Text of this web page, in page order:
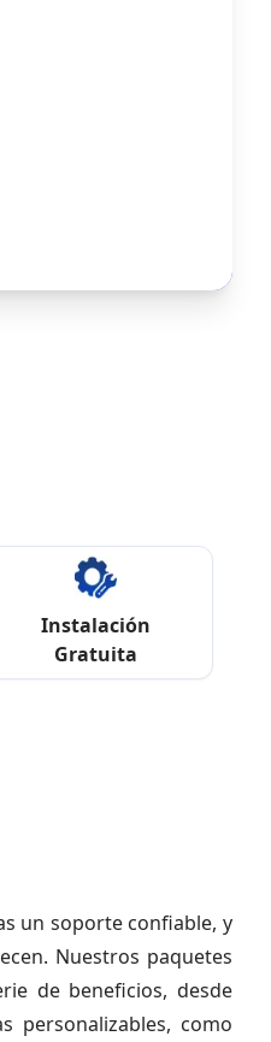
Instalación
Gratuita
un soporte confiable, y
Nuestros paquetes
de beneficios, desde
personalizables, como